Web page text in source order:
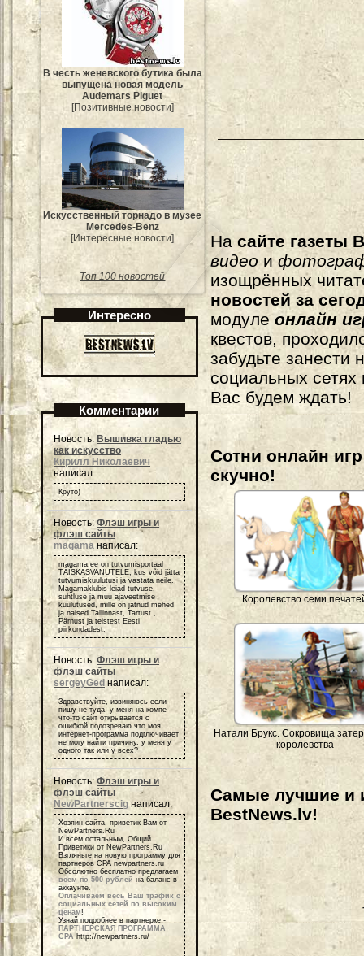
В честь женевского бутика была
выпущена новая модель
Audemars Piguet
[Позитивные новости]
Искусственный торнадо в музее
Mercedes-Benz
[Интересные новости]
Топ 100 новостей
Интересно
Комментарии
Новость: Вышивка гладью
как искусство
Кирилл Николаевич
написал:
Круто)
Новость:Флэш игры и
флэш сайты
magamaнаписал:
magama.ee on tutvumisportaal
TÄISKASVANUTELE, kus võid jätta
tutvumiskuulutusi ja vastata neile.
Magamaklubis leiad tutvuse,
suhtluse ja muu ajaveetmise
kuulutused, mille on jätnud mehed
ja naised Tallinnast, Tartust ,
Pärnust ja teistest Eesti
piirkondadest.
Новость: Флэш игры и
флэш сайты
sergeyGed написал:
Здравствуйте, извиняюсь если
пишу не туда, у меня на компе
что-то сайт открывается с
ошибкой подозреваю что моя
интернет-программа подглючивает
не могу найти причину, у меня у
одного так или у всех?
Новость:Флэш игры и
флэш сайты
NewPartnerscig написал:
Хозяин сайта, приветик Вам от
NewPartners.Ru
И всем остальным, Общий
Приветики от NewPartners.Ru
Взгляньте на новую программу для
партнеров СРА newpartners.ru
Обсолютно бесплатно предлагаем
всем по 500 рублей на баланс в
аккаунте.
Оплачиваем весь Ваш трафик с
социальных сетей по высоким
ценам!
Узнай подробнее в партнерке -
ПАРТНЕРСКАЯ ПРОГРАММА
СРАhttp://newpartners.ru/
На сайте газеты
видеои
изощрённых
новостей за
модулеонлайн
квестов,
забудьте
социальных
Вас будем ждать!
Сотни онлайн
скучно!
Королевство семи
Натали Брукс. Сокровища
королевства
Самые лучшие и
BestNews.lv!